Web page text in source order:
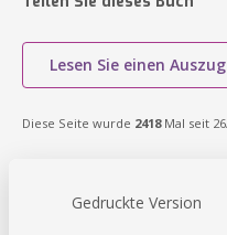
Lesen Sie einen Auszug
Diese Seite wurde 2418Mal seit
Gedruckte Version